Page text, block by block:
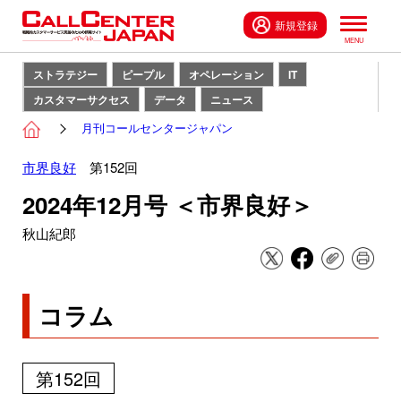
新規登録
ストラテジー ピープル オペレーション
IT
カスタマーサクセス
データ ニュース
月刊コールセンタージャパン
市界良好 第152回
2024年12月号 ＜市界良好＞
秋山紀郎
コラム
第152回